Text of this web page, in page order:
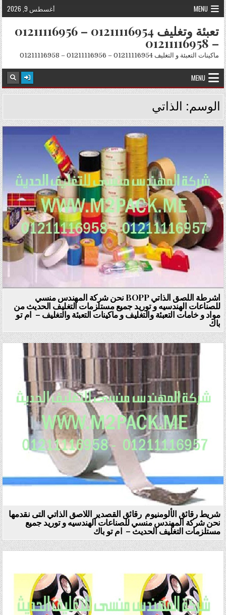
Skip to content
MENU أغسطس 9, 2026
تعبئة وتغليف 01211116954 – 01211116956
– 01211116958
ماكينات التعبئة و التغليف 01211116954 – 01211116956 – 01211116958
MENU
الوسم: الذاتي
Posted in
اشرطة اللصق الذاتي BOPP نحن شركة المهندس منسي
للصناعات الهندسيه و توريد جميع مستلزمات التغليف الحديث من
مواد و خامات التعبئة والتغليف و ماكينات التعبئة والتغليف – ام تو
باك
شريط رقائق الألومنيوم رقائق القصدير اللاصق الذاتي التى نقدمها
نحن شركة المهندس منسي للصناعات الهندسيه و توريد جميع
مستلزمات التغليف الحديث – ام تو باك
Posted in